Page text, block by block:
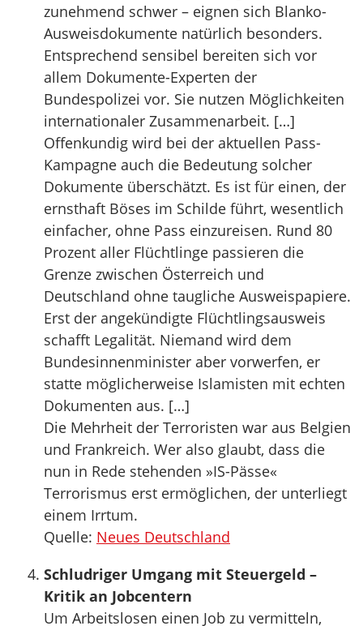
zunehmend schwer – eignen sich Blanko-
Ausweisdokumente natürlich besonders.
Entsprechend sensibel bereiten sich vor
allem Dokumente-Experten der
Bundespolizei vor. Sie nutzen Möglichkeiten
internationaler Zusammenarbeit. […]
Offenkundig wird bei der aktuellen Pass-
Kampagne auch die Bedeutung solcher
Dokumente überschätzt. Es ist für einen, der
ernsthaft Böses im Schilde führt, wesentlich
einfacher, ohne Pass einzureisen. Rund 80
Prozent aller Flüchtlinge passieren die
Grenze zwischen Österreich und
Deutschland ohne taugliche Ausweispapiere.
Erst der angekündigte Flüchtlingsausweis
schafft Legalität. Niemand wird dem
Bundesinnenminister aber vorwerfen, er
statte möglicherweise Islamisten mit echten
Dokumenten aus. […]
Die Mehrheit der Terroristen war aus Belgien
und Frankreich. Wer also glaubt, dass die
nun in Rede stehenden »IS-Pässe«
Terrorismus erst ermöglichen, der unterliegt
einem Irrtum.
Quelle: Neues Deutschland
Schludriger Umgang mit Steuergeld –
Kritik an Jobcentern
Um Arbeitslosen einen Job zu vermitteln,